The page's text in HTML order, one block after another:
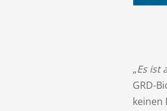
„Es ist
GRD-
keinen